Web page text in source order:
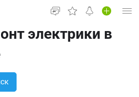
электрики в